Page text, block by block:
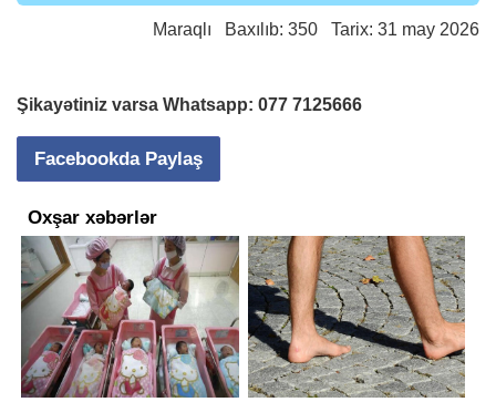
Maraqlı Baxılıb: 350 Tarix: 31 may 2026
Şikayətiniz varsa Whatsapp: 077 7125666
Facebookda Paylaş
Oxşar xəbərlər